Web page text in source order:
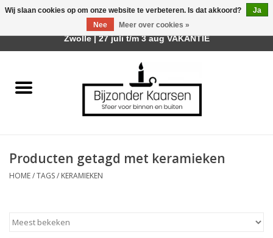
Räder Design Stories
Geurkaarsen
Producten getagd met keramieken
HOME/TAGS/ KERAMIEKEN
Wij slaan cookies op om onze website te verbeteren. Is dat akkoord?
Ja
Nee
Meer over cookies »
Afhalen is mogelijk bij mijn winkel Trotz | Belvederelaan 107
Zwolle | 27 juli t/m 3 aug VAKANTIE